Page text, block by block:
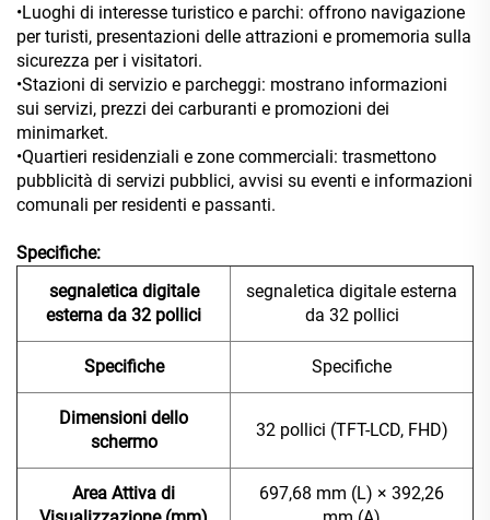
•Luoghi di interesse turistico e parchi: offrono navigazione
per turisti, presentazioni delle attrazioni e promemoria sulla
sicurezza per i visitatori.
•Stazioni di servizio e parcheggi: mostrano informazioni
sui servizi, prezzi dei carburanti e promozioni dei
minimarket.
•Quartieri residenziali e zone commerciali: trasmettono
pubblicità di servizi pubblici, avvisi su eventi e informazioni
comunali per residenti e passanti.
Specifiche:
segnaletica digitale
esterna da 32 pollici
segnaletica digitale esterna
da 32 pollici
Specifiche Specifiche
Dimensioni dello
schermo
32 pollici (TFT-LCD, FHD)
Area Attiva di
697,68 mm (L) × 392,26